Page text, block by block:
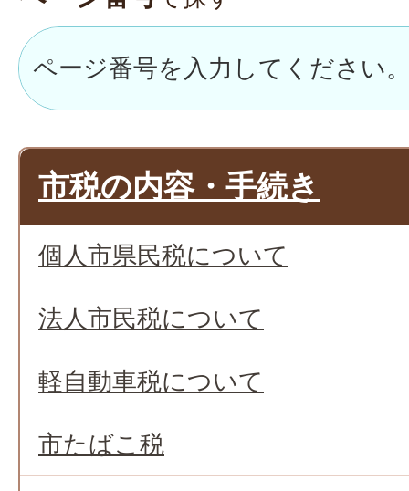
市税の内容・手続き
個人市県民税について
法人市民税について
軽自動車税について
市たばこ税